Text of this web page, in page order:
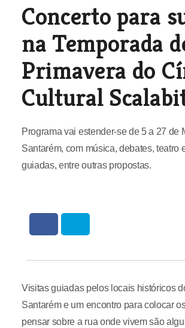
Concerto para
na Temporada
Primavera do
Cultural
Programa vai estender-se de 5 a 27 de
Santarém, com música, debates, teatro
guiadas, entre outras propostas.
Visitas guiadas pelos locais históricos
Santarém e um encontro para colocar
pensar sobre a rua onde vivem são